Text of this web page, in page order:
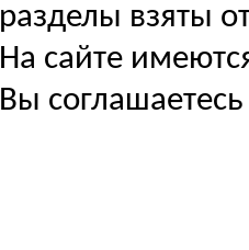
разделы взяты
На сайте
Вы